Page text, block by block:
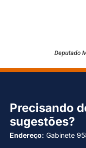
Deputado
Precisando
sugestões?
Endereço: Gabinete